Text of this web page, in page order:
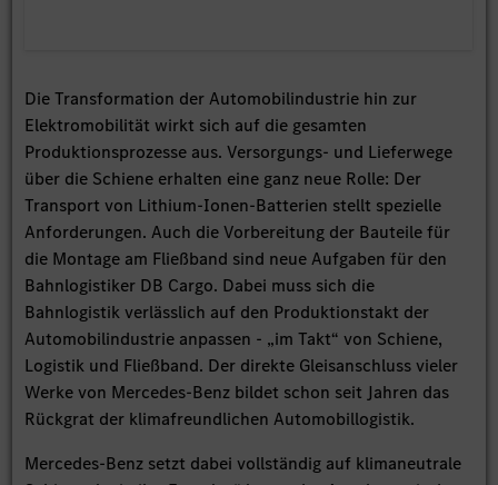
Die Transformation der Automobilindustrie hin zur
Elektromobilität wirkt sich auf die gesamten
Produktionsprozesse aus. Versorgungs- und Lieferwege
über die Schiene erhalten eine ganz neue Rolle: Der
Transport von Lithium-Ionen-Batterien stellt spezielle
Anforderungen. Auch die Vorbereitung der Bauteile für
die Montage am Fließband sind neue Aufgaben für den
Bahnlogistiker DB Cargo. Dabei muss sich die
Bahnlogistik verlässlich auf den Produktionstakt der
Automobilindustrie anpassen - „im Takt“ von Schiene,
Logistik und Fließband. Der direkte Gleisanschluss vieler
Werke von Mercedes-Benz bildet schon seit Jahren das
Rückgrat der klimafreundlichen Automobillogistik.
Mercedes-Benz setzt dabei vollständig auf klimaneutrale